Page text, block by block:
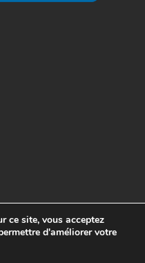
ce site, vous acceptez
d'améliorer votre